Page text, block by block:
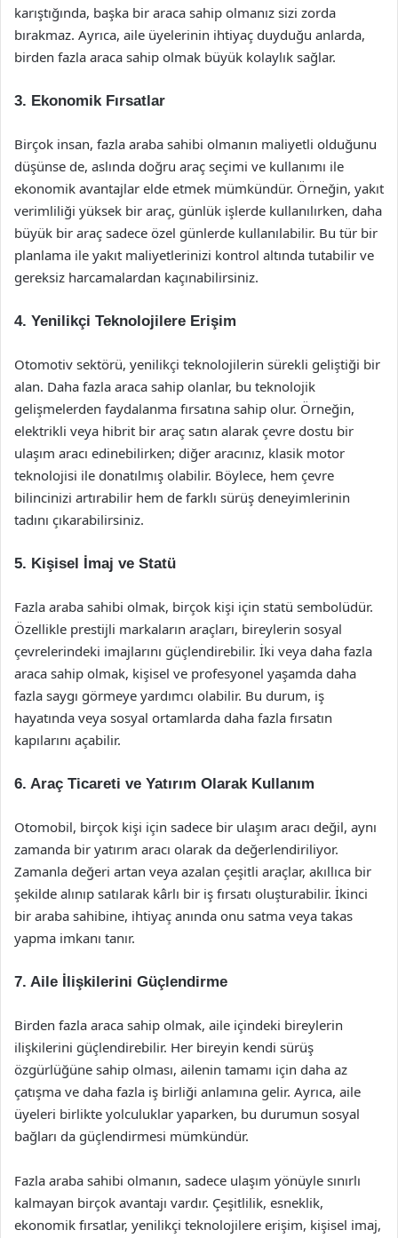
karıştığında, başka bir araca sahip olmanız sizi zorda
bırakmaz. Ayrıca, aile üyelerinin ihtiyaç duyduğu anlarda,
birden fazla araca sahip olmak büyük kolaylık sağlar.
3. Ekonomik Fırsatlar
Birçok insan, fazla araba sahibi olmanın maliyetli olduğunu
düşünse de, aslında doğru araç seçimi ve kullanımı ile
ekonomik avantajlar elde etmek mümkündür. Örneğin, yakıt
verimliliği yüksek bir araç, günlük işlerde kullanılırken, daha
büyük bir araç sadece özel günlerde kullanılabilir. Bu tür bir
planlama ile yakıt maliyetlerinizi kontrol altında tutabilir ve
gereksiz harcamalardan kaçınabilirsiniz.
4. Yenilikçi Teknolojilere Erişim
Otomotiv sektörü, yenilikçi teknolojilerin sürekli geliştiği bir
alan. Daha fazla araca sahip olanlar, bu teknolojik
gelişmelerden faydalanma fırsatına sahip olur. Örneğin,
elektrikli veya hibrit bir araç satın alarak çevre dostu bir
ulaşım aracı edinebilirken; diğer aracınız, klasik motor
teknolojisi ile donatılmış olabilir. Böylece, hem çevre
bilincinizi artırabilir hem de farklı sürüş deneyimlerinin
tadını çıkarabilirsiniz.
5. Kişisel İmaj ve Statü
Fazla araba sahibi olmak, birçok kişi için statü sembolüdür.
Özellikle prestijli markaların araçları, bireylerin sosyal
çevrelerindeki imajlarını güçlendirebilir. İki veya daha fazla
araca sahip olmak, kişisel ve profesyonel yaşamda daha
fazla saygı görmeye yardımcı olabilir. Bu durum, iş
hayatında veya sosyal ortamlarda daha fazla fırsatın
kapılarını açabilir.
6. Araç Ticareti ve Yatırım Olarak Kullanım
Otomobil, birçok kişi için sadece bir ulaşım aracı değil, aynı
zamanda bir yatırım aracı olarak da değerlendiriliyor.
Zamanla değeri artan veya azalan çeşitli araçlar, akıllıca bir
şekilde alınıp satılarak kârlı bir iş fırsatı oluşturabilir. İkinci
bir araba sahibine, ihtiyaç anında onu satma veya takas
yapma imkanı tanır.
7. Aile İlişkilerini Güçlendirme
Birden fazla araca sahip olmak, aile içindeki bireylerin
ilişkilerini güçlendirebilir. Her bireyin kendi sürüş
özgürlüğüne sahip olması, ailenin tamamı için daha az
çatışma ve daha fazla iş birliği anlamına gelir. Ayrıca, aile
üyeleri birlikte yolculuklar yaparken, bu durumun sosyal
bağları da güçlendirmesi mümkündür.
Fazla araba sahibi olmanın, sadece ulaşım yönüyle sınırlı
kalmayan birçok avantajı vardır. Çeşitlilik, esneklik,
ekonomik fırsatlar, yenilikçi teknolojilere erişim, kişisel imaj,